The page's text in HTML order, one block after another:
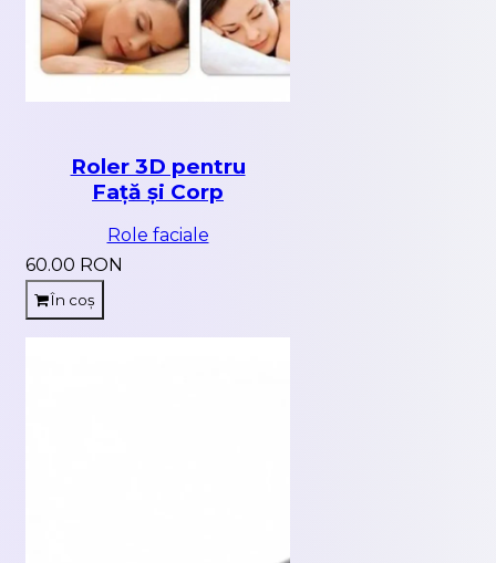
Roler 3D pentru
Față și Corp
Role faciale
60.00 RON
În coș